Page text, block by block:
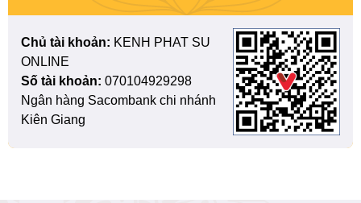
Chủ tài khoản: KENH PHAT SU
ONLINE
Số tài khoản: 070104929298
Ngân hàng Sacombank chi nhánh
Kiên Giang